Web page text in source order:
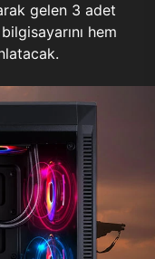
gelen 3 adet
hem